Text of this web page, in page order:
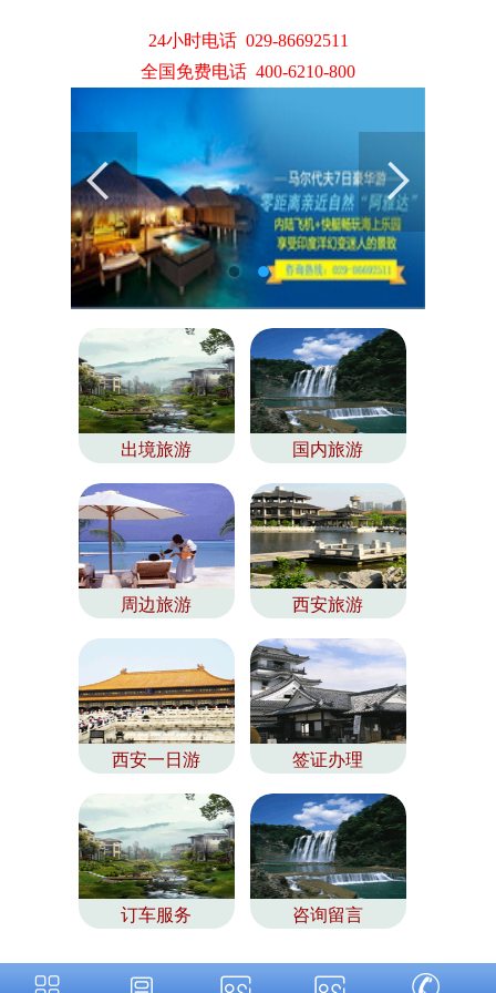
24小时电话 029-86692511
全国免费电话 400-6210-800
出境旅游 国内旅游
周边旅游 西安旅游
西安一日游 签证办理
订车服务 咨询留言